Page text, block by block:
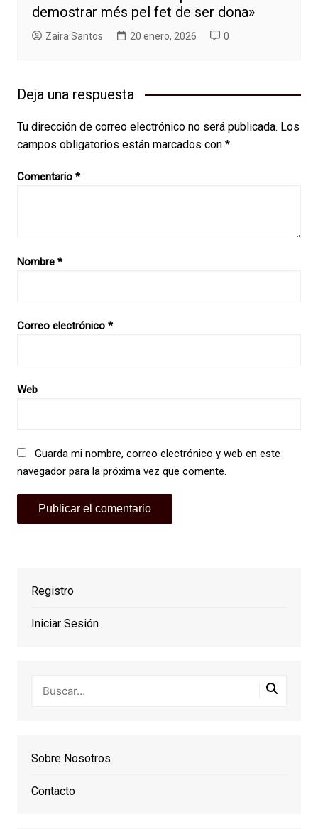
demostrar més pel fet de ser dona»
Zaira Santos 20 enero, 2026 0
Deja una respuesta
Tu dirección de correo electrónico no será publicada. Los
campos obligatorios están marcados con *
Comentario *
Nombre *
Correo electrónico *
Web
Guarda mi nombre, correo electrónico y web en este
navegador para la próxima vez que comente.
Registro
Iniciar Sesión
Sobre Nosotros
Contacto